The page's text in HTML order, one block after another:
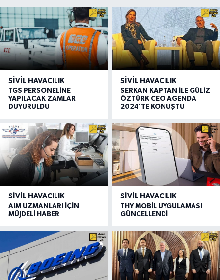
SIVIL HAVACILIK
TGS PERSONELİNE
YAPILACAK ZAMLAR
DUYURULDU
SIVIL HAVACILIK
SERKAN KAPTAN İLE GÜLİZ
ÖZTÜRK CEO AGENDA
2024'TE KONUŞTU
SIVIL HAVACILIK
AIM UZMANLARI İÇİN
MÜJDELİ HABER
SIVIL HAVACILIK
THY MOBİL UYGULAMASI
GÜNCELLENDİ